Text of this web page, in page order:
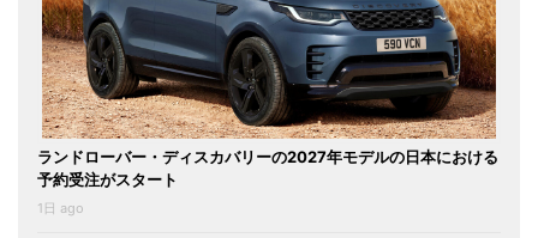
ランドローバー・ディスカバリーの2027年モデルの日本における
予約受注がスタート
1日 ago